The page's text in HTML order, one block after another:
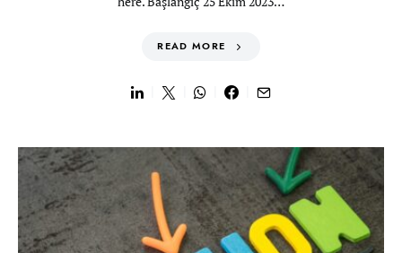
READ MORE